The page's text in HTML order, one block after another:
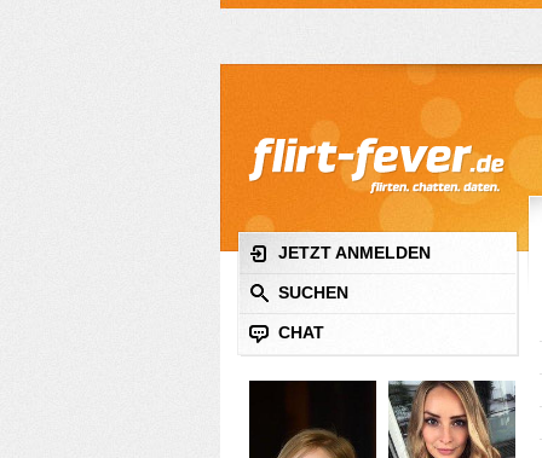
JETZT ANMELDEN
SUCHEN
CHAT